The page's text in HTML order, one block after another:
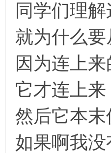
同学们理
就为什么
因为连上
它才连上来
然后它本
如果啊我